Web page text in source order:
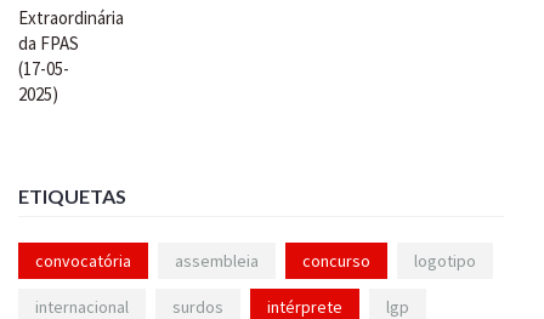
ETIQUETAS
convocatória assembleia concurso logotipo
internacional surdos intérprete lgp